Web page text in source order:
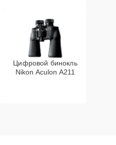
Цифровой бинокль
Nikon Aculon A211